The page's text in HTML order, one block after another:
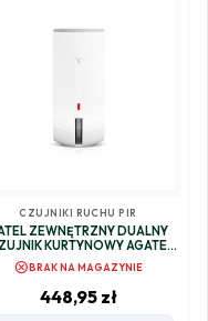
CZUJNIKI RUCHU PIR
ZEWNĘTRZNY DUALNY
KURTYNOWY AGATE
(PIR+MW)
cancelBRAK NA MAGAZYNIE
448,95 zł